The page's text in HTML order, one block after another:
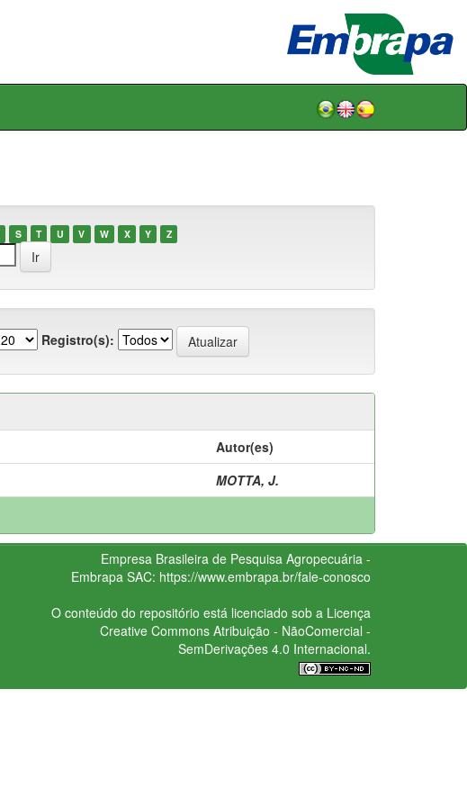
S T U V W X Y Z
Registro(s):
Autor(es)
MOTTA, J.
Empresa Brasileira de Pesquisa Agropecuária -
Embrapa SAC: https://www.embrapa.br/fale-conosco
O conteúdo do repositório está licenciado sob a Licença
Creative CommonsAtribuição - NãoComercial -
SemDerivações 4.0 Internacional.